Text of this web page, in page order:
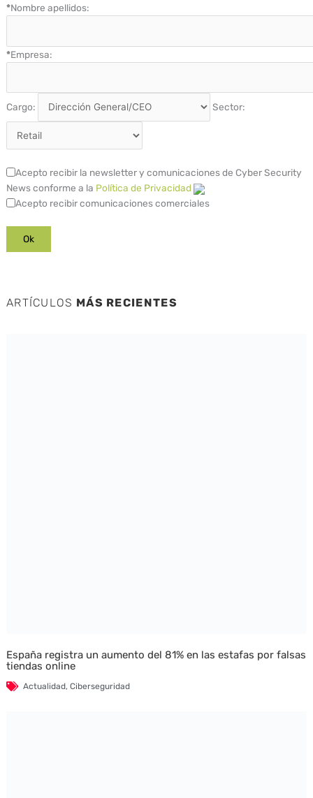
*Nombre apellidos:
*Empresa:
Cargo: Sector:
Acepto recibir la newsletter y comunicaciones de Cyber Security
News conforme a la Política de Privacidad
Acepto recibir comunicaciones comerciales
ARTÍCULOS MÁS RECIENTES
España registra un aumento del 81% en las estafas por falsas
tiendas online
Actualidad, Ciberseguridad